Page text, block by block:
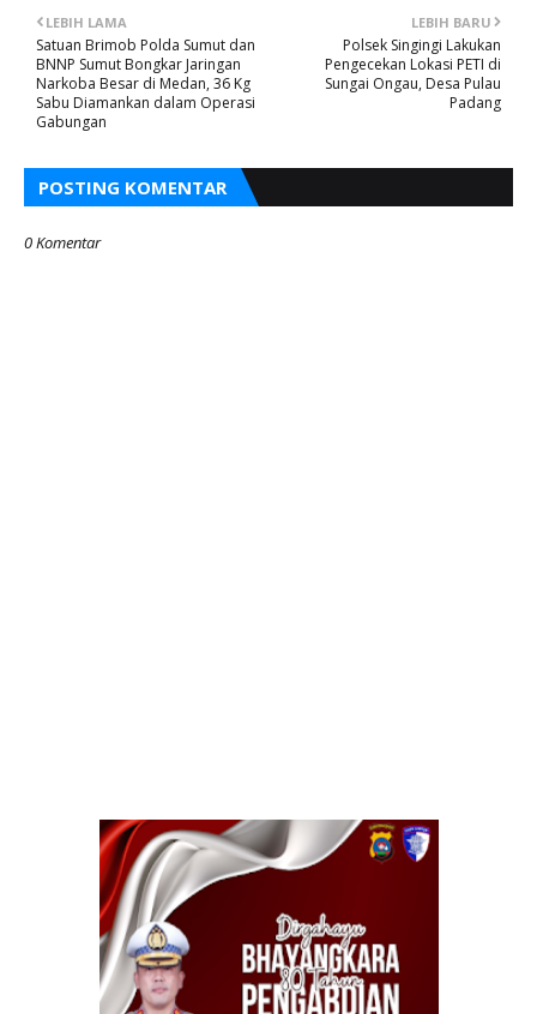
LEBIH BARU
Polsek Singingi Lakukan
Pengecekan Lokasi PETI di
Sungai Ongau, Desa Pulau
Padang
LEBIH LAMA
Satuan Brimob Polda Sumut dan
BNNP Sumut Bongkar Jaringan
Narkoba Besar di Medan, 36 Kg
Sabu Diamankan dalam Operasi
Gabungan
POSTING KOMENTAR
0 Komentar